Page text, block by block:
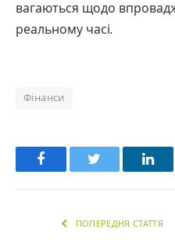
вагаються щодо
реальному часі.
Фінанси
Facebook
ПОПЕРЕДНЯ СТАТТЯ